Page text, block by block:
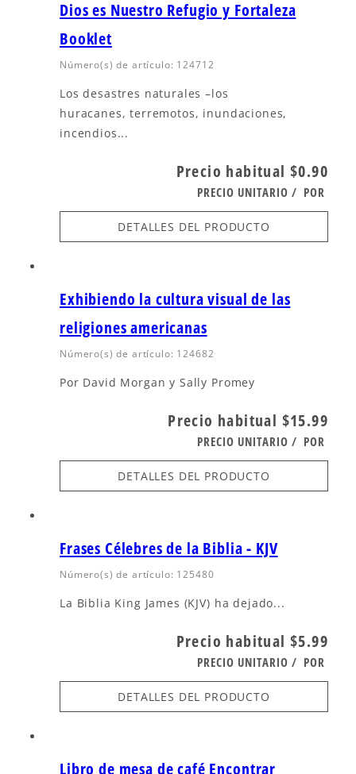
Dios es Nuestro Refugio y Fortaleza
Booklet
Número(s) de artículo: 124712
Los desastres naturales –los
huracanes, terremotos, inundaciones,
incendios...
Precio habitual $0.90
PRECIO UNITARIO / POR
DETALLES DEL PRODUCTO
Exhibiendo la cultura visual de las
religiones americanas
Número(s) de artículo: 124682
Por David Morgan y Sally Promey
Precio habitual $15.99
PRECIO UNITARIO / POR
DETALLES DEL PRODUCTO
Frases Célebres de la Biblia - KJV
Número(s) de artículo: 125480
La Biblia King James (KJV) ha dejado...
Precio habitual $5.99
PRECIO UNITARIO / POR
DETALLES DEL PRODUCTO
Libro de mesa de café Encontrar